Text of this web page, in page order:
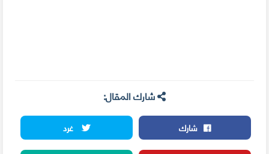
شارك المقال:
شارك
غرد